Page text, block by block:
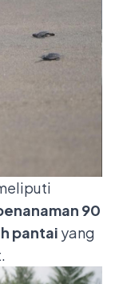
90
pantai yang